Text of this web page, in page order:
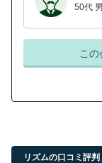
50代
こ
リズムの口コミ評